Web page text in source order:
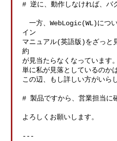
# 逆に、動作しなければ、
一方、WebLogic(WL)につ
イン
マニュアル(英語版)をざっと
約
が見当たらなくなっています
単に私が見落としているのか
この辺、もし詳しい方がいら
# 製品ですから、営業担当に
よろしくお願いします。
---